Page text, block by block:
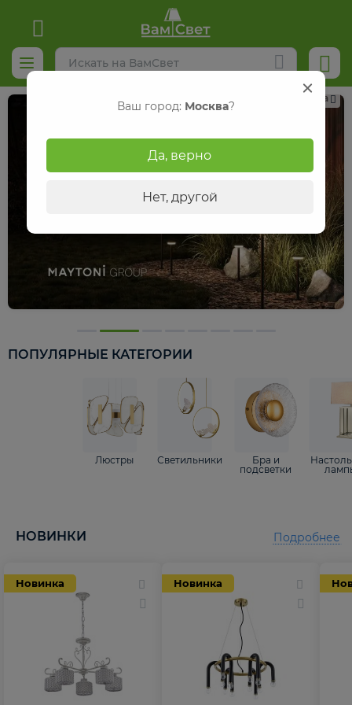
Реклама
ПОПУЛЯРНЫЕ КАТЕГОРИИ
Люстры Светильники
Бра и
подсветки
НОВИНКИ
Новинка Новинка
Подробнее
Ваш город: Москва?
Да, верно
Нет, другой